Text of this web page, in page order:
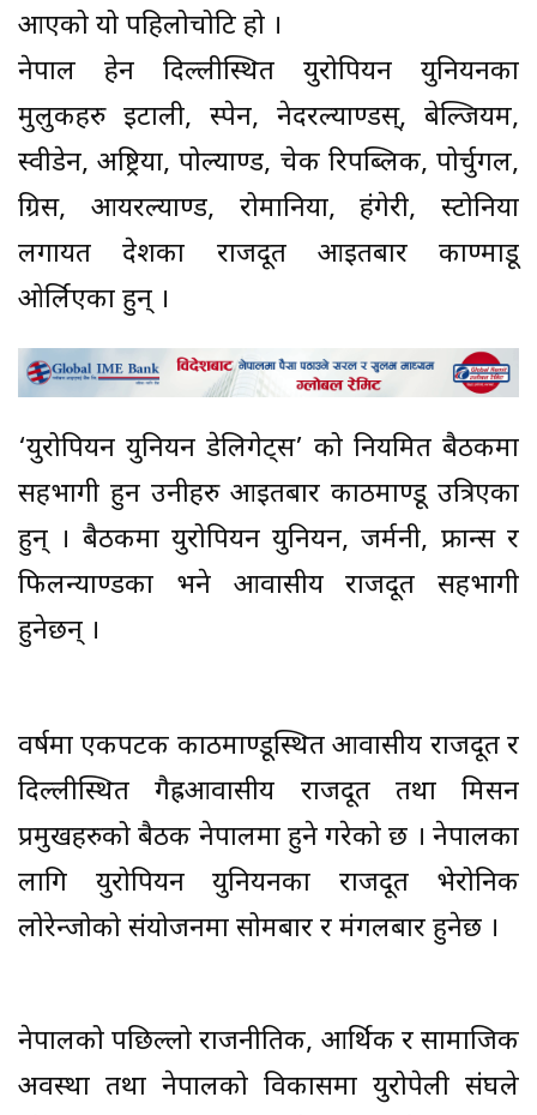
आएको यो पहिलोचोटि हो ।
नेपाल हेर्ने दिल्लीस्थित युरोपियन युनियनका
मुलुकहरु इटाली, स्पेन, नेदरल्याण्डस्, बेल्जियम,
स्वीडेन, अष्ट्रिया, पोल्याण्ड, चेक रिपब्लिक, पोर्चुगल,
ग्रिस, आयरल्याण्ड, रोमानिया, हंगेरी, स्टोनिया
लगायत देशका राजदूत आइतबार काण्माडू
ओर्लिएका हुन् ।
‘युरोपियन युनियन डेलिगेट्स’ को नियमित बैठकमा
सहभागी हुन उनीहरु आइतबार काठमाण्डू उत्रिएका
हुन् । बैठकमा युरोपियन युनियन, जर्मनी, फ्रान्स र
फिलन्याण्डका भने आवासीय राजदूत सहभागी
हुनेछन् ।
वर्षमा एकपटक काठमाण्डूस्थित आवासीय राजदूत र
दिल्लीस्थित गैह्रआवासीय राजदूत तथा मिसन
प्रमुखहरुको बैठक नेपालमा हुने गरेको छ । नेपालका
लागि युरोपियन युनियनका राजदूत भेरोनिक
लोरेन्जोको संयोजनमा सोमबार र मंगलबार हुनेछ ।
नेपालको पछिल्लो राजनीतिक, आर्थिक र सामाजिक
अवस्था तथा नेपालको विकासमा युरोपेली संघले